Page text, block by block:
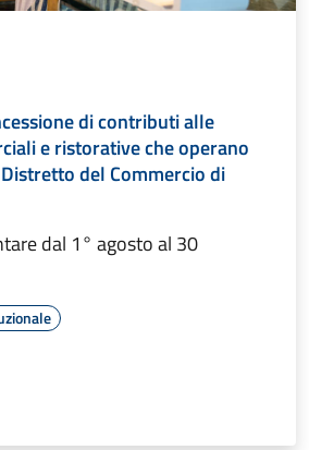
di contributi alle
e ristorative che operano
del Commercio di
dal 1° agosto al 30